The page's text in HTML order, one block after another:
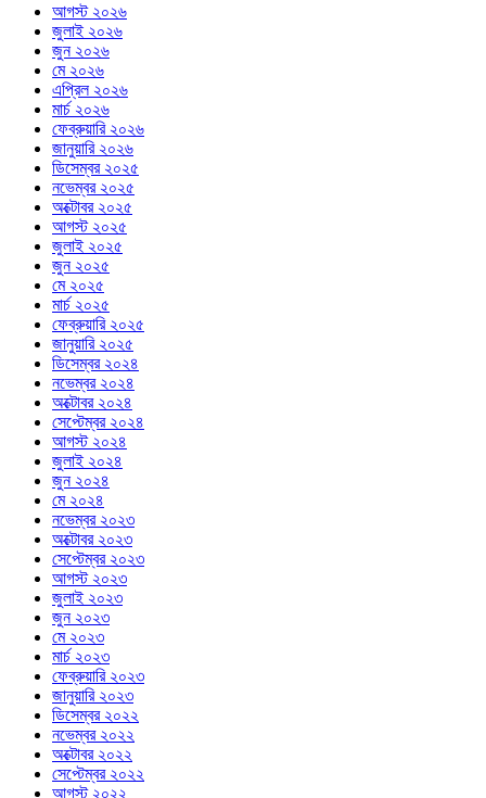
আগস্ট ২০২৬
জুলাই ২০২৬
জুন ২০২৬
মে ২০২৬
এপ্রিল ২০২৬
মার্চ ২০২৬
ফেব্রুয়ারি ২০২৬
জানুয়ারি ২০২৬
ডিসেম্বর ২০২৫
নভেম্বর ২০২৫
অক্টোবর ২০২৫
আগস্ট ২০২৫
জুলাই ২০২৫
জুন ২০২৫
মে ২০২৫
মার্চ ২০২৫
ফেব্রুয়ারি ২০২৫
জানুয়ারি ২০২৫
ডিসেম্বর ২০২৪
নভেম্বর ২০২৪
অক্টোবর ২০২৪
সেপ্টেম্বর ২০২৪
আগস্ট ২০২৪
জুলাই ২০২৪
জুন ২০২৪
মে ২০২৪
নভেম্বর ২০২৩
অক্টোবর ২০২৩
সেপ্টেম্বর ২০২৩
আগস্ট ২০২৩
জুলাই ২০২৩
জুন ২০২৩
মে ২০২৩
মার্চ ২০২৩
ফেব্রুয়ারি ২০২৩
জানুয়ারি ২০২৩
ডিসেম্বর ২০২২
নভেম্বর ২০২২
অক্টোবর ২০২২
সেপ্টেম্বর ২০২২
আগস্ট ২০২২